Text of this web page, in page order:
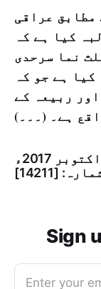
مطابق عراقی
کیا ہے کہ
نما سرحدی
کیا ہے جو کہ
ربیعہ کے
ہے۔ (۔۔۔)
بدھ – 5 صفر 1439 ہجری – 25 اكتوبر 2017ء
[14211]
Sign
Enter your